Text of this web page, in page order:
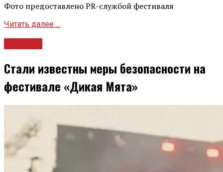
Фото предоставлено PR-службой фестиваля
Читать далее ...
Стали известны меры безопасности на
фестивале «Дикая Мята»